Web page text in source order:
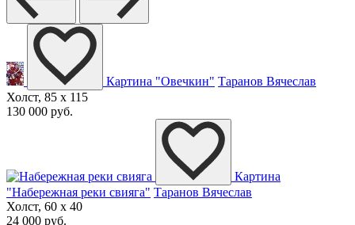
Картина "Овечкин" Таранов Вячеслав
Холст, 85 x 115
130 000 руб.
Картина
"Набережная реки свияга" Таранов Вячеслав
Холст, 60 x 40
24 000 руб.